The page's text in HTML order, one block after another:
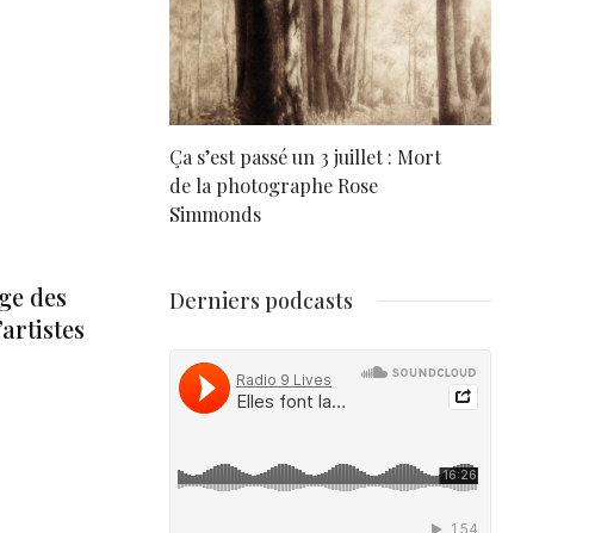
des
Ça s’est passé un 3 juillet : Mort
de la photographe Rose
Simmonds
Derniers podcasts